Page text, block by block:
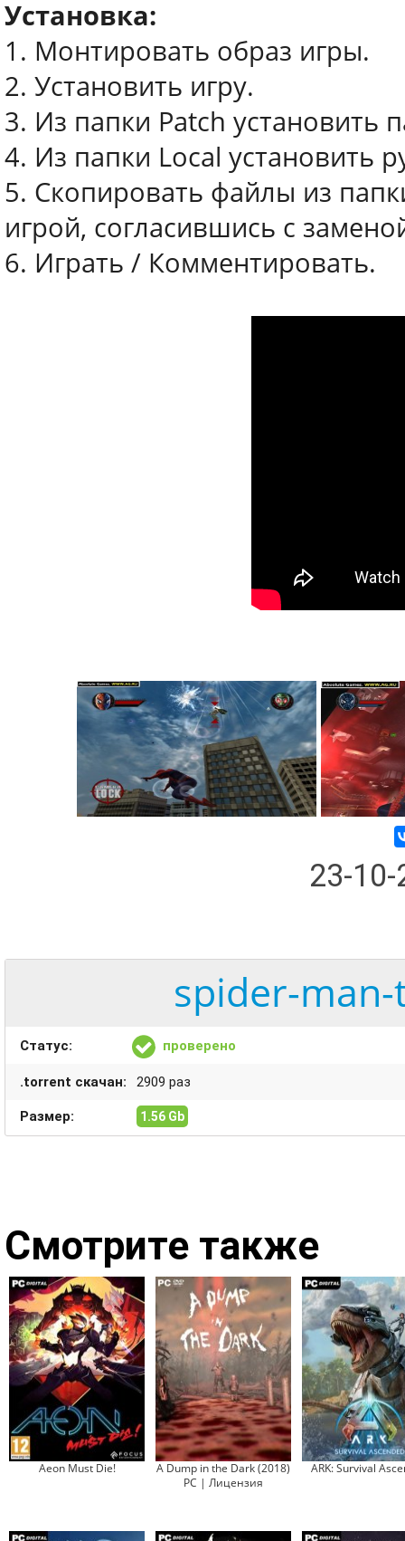
Установка:
1. Монтировать образ игры.
2. Установить игру.
3. Из папки Patch установить
4. Из папки Local установить
5. Скопировать файлы из
игрой, согласившись с
6. Играть / Комментировать.
23-
spider-
Статус: проверено
.torrent скачан: 2909 раз
Размер: 1.56 Gb
Смотрите также
Aeon Must Die!
A Dump in the Dark (2018)
PC | Лицензия
ARK: Survival